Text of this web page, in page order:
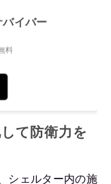
バイバー
料
て防衛力を
シェルター内の施